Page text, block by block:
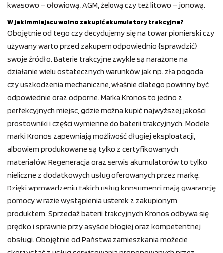
kwasowo – ołowiową, AGM, żelową czy też litowo – jonową.
W jakim miejscu wolno zakupić akumulatory trakcyjne?
Obojętnie od tego czy decydujemy się na towar pionierski czy
używany warto przed zakupem odpowiednio {sprawdzić}
swoje źródło. Baterie trakcyjne zwykle są narażone na
działanie wielu ostatecznych warunków jak np. zła pogoda
czy uszkodzenia mechaniczne, właśnie dlatego powinny być
odpowiednie oraz odporne. Marka Kronos to jedno z
perfekcyjnych miejsc, gdzie można kupić najwyższej jakości
prostowniki i części wymienne do baterii trakcyjnych. Modele
marki Kronos zapewniają możliwość długiej eksploatacji,
albowiem produkowane są tylko z certyfikowanych
materiałów. Regeneracja oraz serwis akumulatorów to tylko
nieliczne z dodatkowych usług oferowanych przez markę.
Dzięki wprowadzeniu takich usług konsumenci mają gwarancję
pomocy w razie wystąpienia usterek z zakupionym
produktem. Sprzedaż baterii trakcyjnych Kronos odbywa się
prędko i sprawnie przy asyście błogiej oraz kompetentnej
obsługi. Obojętnie od Państwa zamieszkania możecie